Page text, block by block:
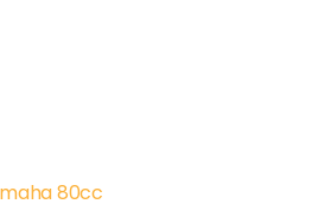
80cc